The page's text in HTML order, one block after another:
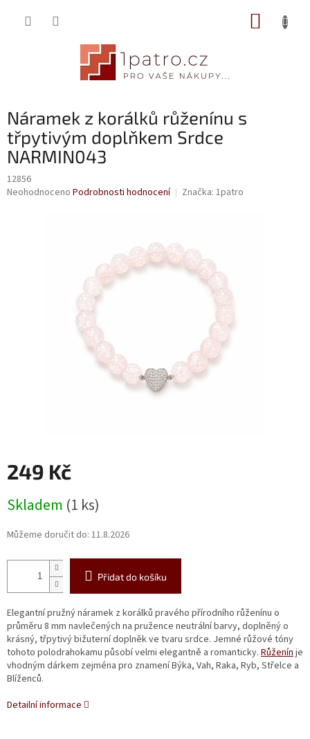
Náramek z korálků růženínu s
třpytivým doplňkem Srdce
NARMIN043
12856
Průměrné
Neohodnoceno Podrobnosti hodnocení Značka: 1patro
249 Kč
cena:
Skladem (1 ks)
Můžeme doručit do: 11.8.2026
Přidat do košíku
Elegantní pružný náramek z korálků pravého přírodního růženínu o
průměru 8 mm navlečených na pružence neutrální barvy, doplněný o
krásný, třpytivý bižuterní doplněk ve tvaru srdce. Jemné růžové tóny
tohoto polodrahokamu působí velmi elegantně a romanticky. Růženínje
vhodným dárkem zejména pro znamení Býka, Vah, Raka, Ryb, Střelce a
Blíženců.
Detailní informace